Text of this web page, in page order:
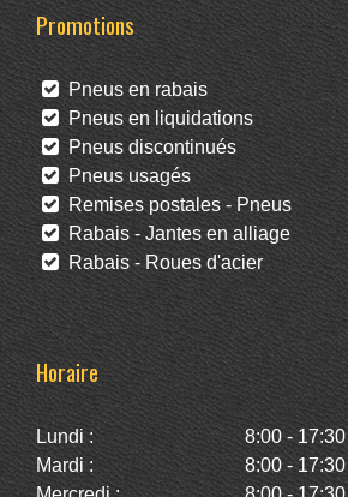
Promotions
Pneus en rabais
Pneus en liquidations
Pneus discontinués
Pneus usagés
Remises postales - Pneus
Rabais - Jantes en alliage
Rabais - Roues d'acier
Horaire
Lundi :
8:00 - 17:30
Mardi :
8:00 - 17:30